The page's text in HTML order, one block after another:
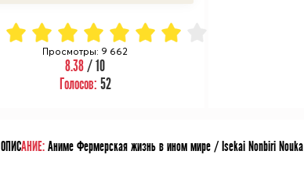
Просмотры: 9 662
8.38/ 10
Голосов: 52
ОПИСАНИЕ:Аниме Фермерская жизнь в ином мире / Isekai Nonbiri Nouka